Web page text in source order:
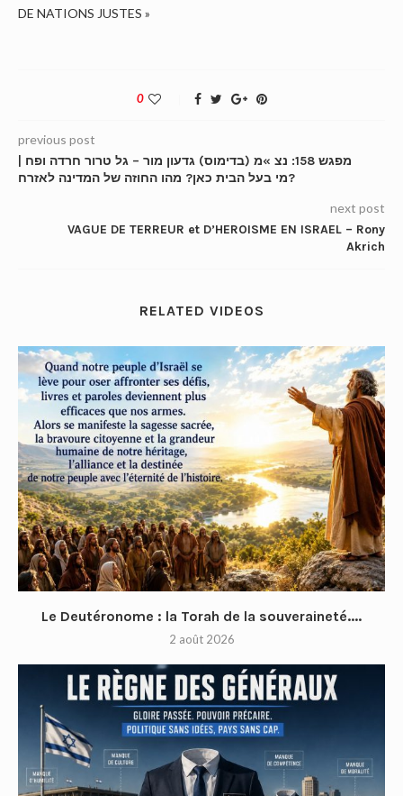
DE NATIONS JUSTES »
0
previous post
מפגש 158: נצ »מ (בדימוס) גדעון מור – גל טרור חרדה ופח |
מי בעל הבית כאן? מהו החוזה של המדינה לאזרח?
next post
VAGUE DE TERREUR et D’HEROISME EN ISRAEL – Rony
Akrich
RELATED VIDEOS
Le Deutéronome : la Torah de la souveraineté....
2 août 2026